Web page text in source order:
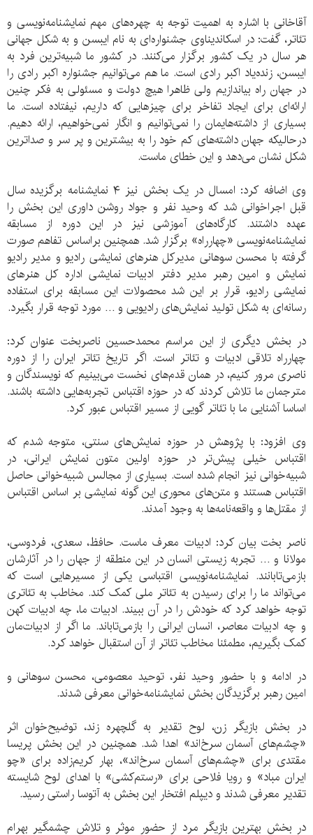
آقاخانی با اشاره به اهمیت توجه به چهره‌های مهم نمایشنامه‌نویسی و
تئاتر، گفت: در اسکاندیناوی جشنواره‌ای به نام ایبسن و به شکل جهانی
هر سال در یک کشور برگزار می‌کنند. در کشور ما شبیه‌ترین فرد به
ایبسن، زنده‌یاد اکبر رادی است. ما هم می‌توانیم جشنواره اکبر رادی را
در جهان راه بیاندازیم ولی ظاهرا هیچ دولت و مسئولی به فکر چنین
ارائه‌ای برای ایجاد تفاخر برای چیزهایی که داریم، نیفتاده است. ما
بسیاری از داشته‌هایمان را نمی‌توانیم و انگار نمی‌خواهیم، ارائه دهیم.
درحالیکه جهان داشته‌های کم خود را به بیشترین و پر سر و صداترین
شکل نشان می‌دهد و این خطای ماست.
وی اضافه کرد: امسال در یک بخش نیز ۴ نمایشنامه‌ برگزیده سال
قبل اجراخوانی شد که وحید نفر و جواد روشن داوری این بخش را
عهده داشتند. کارگاه‌های آموزشی نیز در این دوره از مسابقه
نمایشنامه‌نویسی «چهارراه» برگزار شد. همچنین براساس تفاهم صورت
گرفته با محسن سوهانی مدیرکل هنرهای نمایشی رادیو و مدیر رادیو
نمایش و امین رهبر مدیر دفتر ادبیات نمایشی اداره کل هنرهای
نمایشی رادیو، قرار بر این شد محصولات این مسابقه برای استفاده
رسانه‌ای به شکل تولید نمایش‌های رادیویی و … مورد توجه قرار بگیرد.
در بخش دیگری از این مراسم محمدحسین ناصر‌بخت عنوان کرد:
چهارراه تلاقی ادبیات و تئاتر است. اگر تاریخ تئاتر ایران را از دوره
ناصری مرور کنیم، در همان قدم‌های نخست می‌بینیم که نویسندگان و
مترجمان ما تلاش کردند که در حوزه اقتباس تجربه‌هایی داشته باشند.
اساسا آشنایی ما با تئاتر گویی از مسیر اقتباس عبور کرد.
وی افزود: با پژوهش در حوزه نمایش‌های سنتی، متوجه شدم که
اقتباس خیلی پیش‌تر در حوزه اولین متون نمایش ایرانی، در
شبیه‌خوانی نیز انجام شده است. بسیاری از مجالس شبیه‌خوانی حاصل
اقتباس هستند و متن‌های محوری این گونه نمایشی بر اساس اقتباس
از مقتل‌ها و واقعه‌نامه‌ها به وجود آمدند.
ناصر بخت بیان کرد: ادبیات معرف ماست. حافظ، سعدی، فردوسی،
مولانا و … تجربه زیستی انسان در این منطقه از جهان را در آثارشان
بازمی‌تابانند. نمایشنامه‌نویسی اقتباسی یکی از مسیرهایی است که
می‌تواند ما را برای رسیدن به تئاتر ملی کمک کند. مخاطب به تئاتری
توجه خواهد کرد که خودش را در آن ببیند. ادبیات ما، چه ادبیات کهن
و چه ادبیات معاصر، انسان ایرانی را بازمی‌تاباند. ما اگر از ادبیات‌مان
کمک بگیریم، مطمئنا مخاطب تئاتر از آن استقبال خواهد کرد.
در ادامه و با حضور وحید نفر، توحید معصومی، محسن سوهانی و
امین رهبر برگزیدگان بخش نمایشنامه‌خوانی معرفی شدند.
در بخش بازیگر زن، لوح تقدیر به گلچهره زند، توضیح‌خوان اثر
«چشم‌های آسمان سرخ‌اند» اهدا شد. همچنین در این بخش پریسا
مقتدی برای «چشم‌های آسمان سرخ‌اند»، بهار کریم‌زاده برای «چو
ایران مباد» و رویا فلاحی برای «رستم‌کشی» با اهدای لوح شایسته
تقدیر معرفی شدند و دیپلم افتخار این بخش به آتوسا راستی رسید.
در بخش بهترین بازیگر مرد از حضور موثر و تلاش چشمگیر بهرام